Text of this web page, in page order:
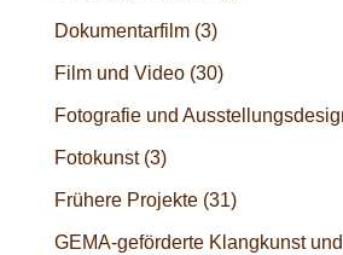
Dokumentarfilm(3)
Film und Video(30)
Fotografie und
Fotokunst(3)
Frühere Projekte(31)
GEMA-geförderte Klangkunst